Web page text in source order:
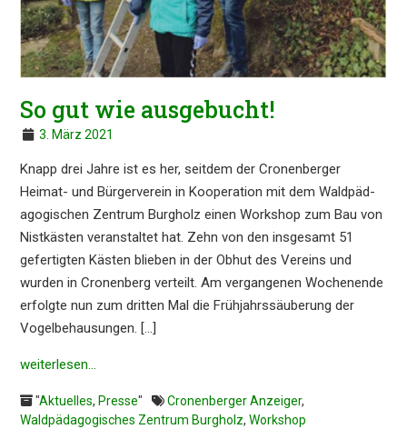
So gut wie ausgebucht!
3. März 2021
Knapp drei Jahre ist es her, seitdem der Cronen­ber­ger
Heimat- und Bürger­ver­ein in Koope­ra­ti­on mit dem Waldpäd­
ago­gi­schen Zentrum Burgholz einen Workshop zum Bau von
Nistkäs­ten veran­stal­tet hat. Zehn von den insge­samt 51
gefer­tig­ten Kästen blieben in der Obhut des Vereins und
wurden in Cronen­berg verteilt. Am vergan­ge­nen Wochen­en­de
erfolg­te nun zum dritten Mal die Frühjahrs­säu­be­rung der
Vogel­be­hau­sun­gen. […]
weiter­le­sen…
"Aktuelles, Presse" Cronenberger Anzeiger,
Waldpädagogisches Zentrum Burgholz, Workshop